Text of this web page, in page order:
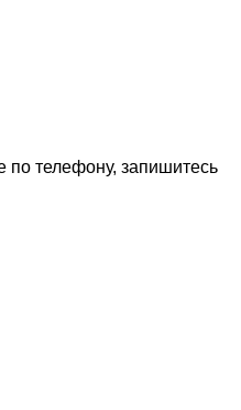
по телефону, запишитесь